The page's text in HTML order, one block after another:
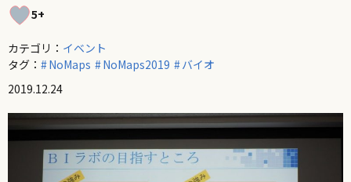
5+
カテゴリ： イベント
タグ：
NoMaps NoMaps2019
バイオ
2019.12.24